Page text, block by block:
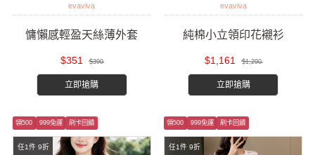
evaviva
慵懶感輕盈天絲薄外套
$351 $390
立即搶購
evaviva
純棉小立領印花襯衫
$1,161 $1,290
立即搶購
任1件 9折
領500 999免運 刷卡回饋
任1件 9折
領500 999免運 刷卡回饋